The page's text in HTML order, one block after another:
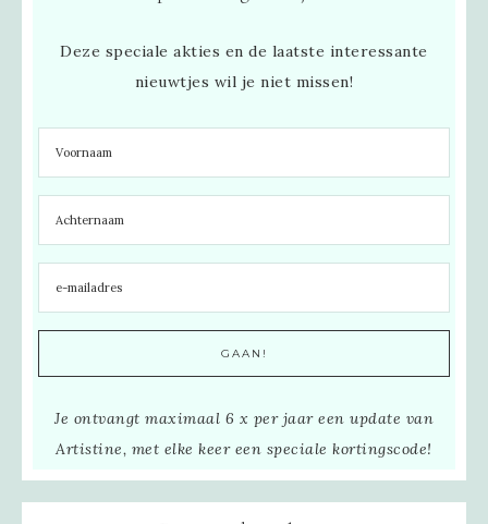
Deze speciale akties en de laatste interessante
nieuwtjes wil je niet missen!
Je ontvangt maximaal 6 x per jaar een update van
Artistine, met elke keer een speciale kortingscode!